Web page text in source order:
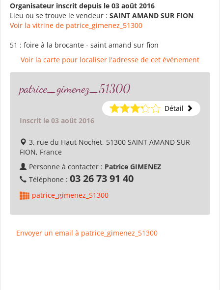
Organisateur inscrit depuis le 03 août 2016
Lieu ou se trouve le vendeur : SAINT AMAND SUR FION
Voir la vitrine de patrice_gimenez_51300
51 : foire à la brocante - saint amand sur fion
Voir la carte pour localiser l'adresse de cet événement
patrice_gimenez_51300
Détail
Inscrit le 03 août 2016
3, rue du Haut Nochet, 51300 SAINT AMAND SUR
FION, France
Personne à contacter : Patrice GIMENEZ
Téléphone : 03 26 73 91 40
patrice_gimenez_51300
Envoyer un email à patrice_gimenez_51300